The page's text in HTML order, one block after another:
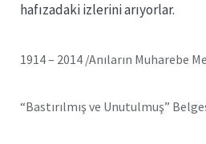
hafızadaki izlerini arıyorlar.
1914 – 2014 /Anıların Muharebe
“Bastırılmış ve Unutulmuş”